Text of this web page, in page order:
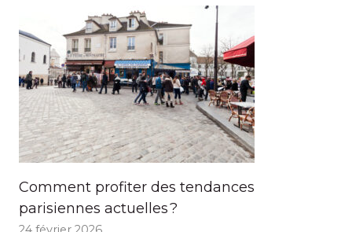
Comment profiter des tendances
parisiennes actuelles ?